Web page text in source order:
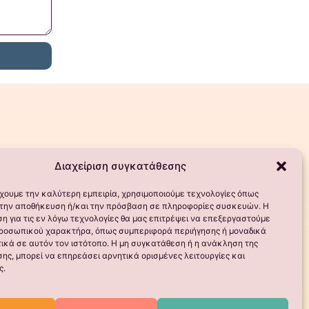
Διαχείριση συγκατάθεσης
την καλύτερη εμπειρία, χρησιμοποιούμε τεχνολογίες όπως
αποθήκευση ή/και την πρόσβαση σε πληροφορίες συσκευών. Η
για τις εν λόγω τεχνολογίες θα μας επιτρέψει να επεξεργαστούμε
χαρακτήρα, όπως συμπεριφορά περιήγησης ή μοναδικά
σε αυτόν τον ιστότοπο. Η μη συγκατάθεση ή η ανάκληση της
μπορεί να επηρεάσει αρνητικά ορισμένες λειτουργίες και